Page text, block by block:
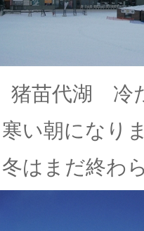
猪苗代湖 冷
寒い朝になり
冬はまだ終わ